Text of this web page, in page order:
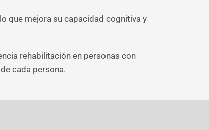
que mejora su capacidad cognitiva y
rehabilitación en personas con
cada persona.